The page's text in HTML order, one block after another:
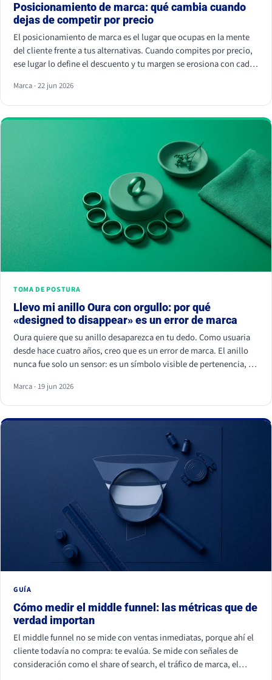
Posicionamiento de marca: qué cambia cuando
dejas de competir por precio
El posicionamiento de marca es el lugar que ocupas en la mente
del cliente frente a tus alternativas. Cuando compites por precio,
ese lugar lo define el descuento y tu margen se erosiona con cada
por elegirte: Kantar calcula que las marcas percibidas como
significativamente diferentes consiguen que se pague hasta un
38% más.
Marca · 22 jun 2026
TOMA DE POSTURA
Llevo mi anillo Oura con orgullo: por qué
«designed to disappear» es un error de marca
Oura quiere que su anillo desaparezca en tu dedo. Como usuaria
desde hace cuatro años, creo que es un error de marca. El anillo
nunca fue solo un sensor: es un símbolo visible de pertenencia, un
símbolo, apagas a la comunidad que lo hizo valer.
Marca · 19 jun 2026
GUÍA
Cómo medir el middle funnel: las métricas que de
verdad importan
El middle funnel no se mide con ventas inmediatas, porque ahí el
cliente todavía no compra: te evalúa. Se mide con señales de
consideración como el share of search, el tráfico de marca, el